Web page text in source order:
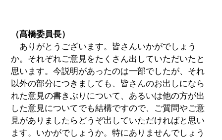
（髙橋委員長）
ありがとうございます。皆さんいかがでしょう
か。それぞれご意見をたくさん出していただいたと
思います。今説明があったのは一部でしたが、それ
以外の部分につきましても、皆さんのお出しになら
れた意見の書きぶりについて、あるいは他の方が出
した意見についてでも結構ですので、ご質問やご意
見がありましたらどうぞ出していただければと思い
ます。いかがでしょうか。特にありませんでしょう